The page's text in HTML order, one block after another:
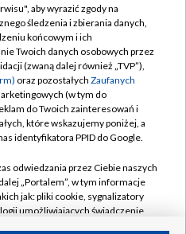
TVP
TVP
prywatności
zgody
Pomoc
aby wyrazić zgody na
śledzenia i zbierania danych,
końcowym i ich
Twoich danych osobowych przez
(zwaną dalej również „TVP”),
oraz pozostałych Zaufanych
(w tym do
do Twoich zainteresowań i
które wskazujemy poniżej, a
identyfikatora PPID do Google.
odwiedzania przez Ciebie naszych
„Portalem”, w tym informacje
jak: pliki cookie, sygnalizatory
umożliwiających świadczenie